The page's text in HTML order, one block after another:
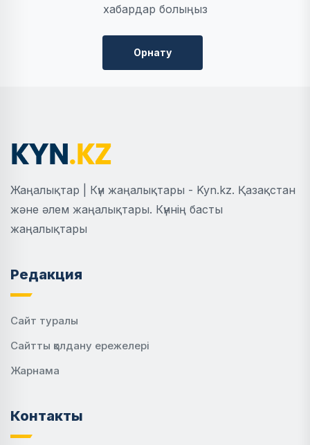
хабардар болыңыз
Орнату
Жаңалықтар | Күн жаңалықтары - Kyn.kz. Қазақстан
және әлем жаңалықтары. Күннің басты
жаңалықтары
Редакция
Сайт туралы
Сайтты қолдану ережелері
Жарнама
Контакты